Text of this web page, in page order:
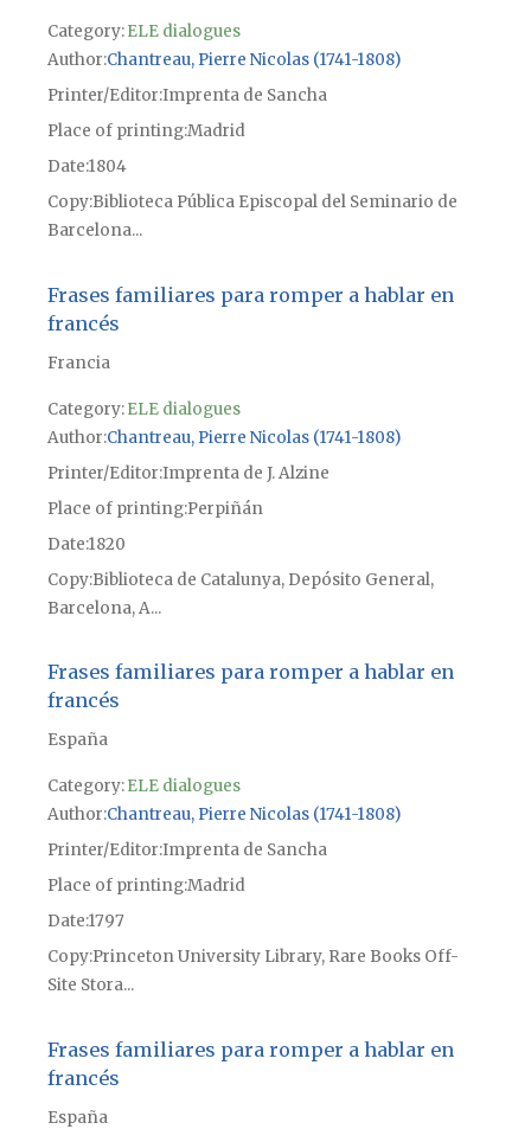
Category:ELE dialogues
Author Chantreau, Pierre Nicolas (1741-1808)
Printer/Editor Imprenta de Sancha
Place of printingMadrid
Date1804
CopyBiblioteca Pública Episcopal del Seminario de
Barcelona...
Frases familiares para romper a hablar en
francés
Francia
Category:ELE dialogues
Author Chantreau, Pierre Nicolas (1741-1808)
Printer/Editor Imprenta de J. Alzine
Place of printingPerpiñán
Date1820
CopyBiblioteca de Catalunya, Depósito General,
Barcelona, A...
Frases familiares para romper a hablar en
francés
España
Category:ELE dialogues
Author Chantreau, Pierre Nicolas (1741-1808)
Printer/Editor Imprenta de Sancha
Place of printingMadrid
Date1797
CopyPrinceton University Library, Rare Books Off-
Site Stora...
Frases familiares para romper a hablar en
francés
España